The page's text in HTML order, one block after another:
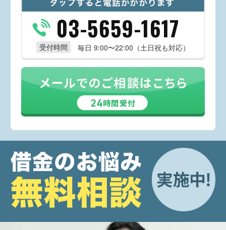
03-5659-1617
受付時間 毎日 9:00〜22:00（土日祝も対応）